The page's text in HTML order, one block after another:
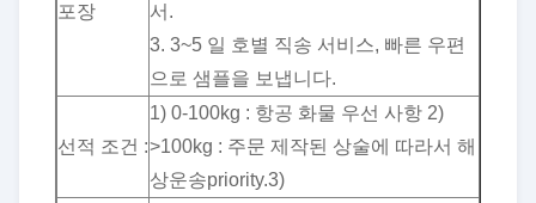
포장
서.
3. 3~5 일 호별 직송 서비스, 빠른 우편
으로 샘플을 보냅니다.
선적 조건 :
1) 0-100kg : 항공 화물 우선 사항 2)
>100kg : 주문 제작된 상술에 따라서 해
상운송priority.3)